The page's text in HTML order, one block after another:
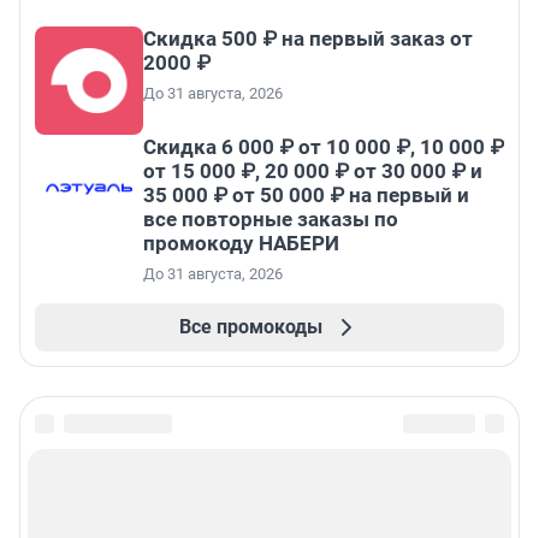
Скидка 500 ₽ на первый заказ от
2000 ₽
До 31 августа, 2026
Скидка 6 000 ₽ от 10 000 ₽, 10 000 ₽
от 15 000 ₽, 20 000 ₽ от 30 000 ₽ и
35 000 ₽ от 50 000 ₽ на первый и
все повторные заказы по
промокоду НАБЕРИ
До 31 августа, 2026
Все промокоды